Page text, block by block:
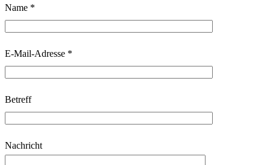
t
t
e
a
s
s
Name *
E-Mail-Adresse *
Betreff
Nachricht